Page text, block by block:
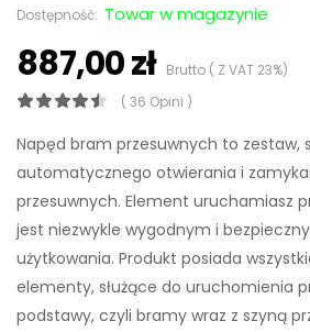
Dostępność: Towar w magazynie
887,00 zł Brutto ( Z VAT 23%)
( 36 Opini )
Napęd bram przesuwnych to zestaw,
automatycznego otwierania i
przesuwnych. Element uruchamiasz
jest niezwykle wygodnym i
użytkowania. Produkt posiada
elementy, służące do uruchomienia
podstawy, czyli bramy wraz z szyną